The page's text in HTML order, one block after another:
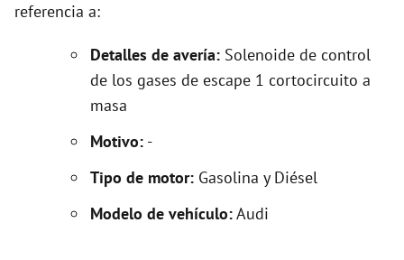
referencia a:
Detalles de avería: Solenoide de control
de los gases de escape 1 cortocircuito a
masa
Motivo: -
Tipo de motor: Gasolina y Diésel
Modelo de vehículo:Audi